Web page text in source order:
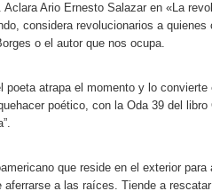
Ario Ernesto Salazar en «La
considera revolucionarios a quienes
o el autor que nos ocupa.
atrapa el momento y lo convierte
poético, con la Oda 39 del libro
que reside en el exterior para
a las raíces. Tiende a